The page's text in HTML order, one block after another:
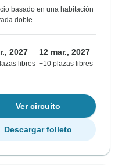
basado en una habitación
doble
2027
libres
12 mar., 2027
+10 plazas libres
Ver circuito
Descargar folleto